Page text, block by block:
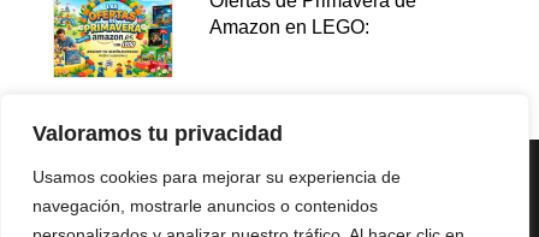
Valoramos tu privacidad
Usamos cookies para mejorar su experiencia de
navegación, mostrarle anuncios o contenidos
Amazon en LEGO: